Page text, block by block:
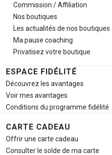
Commission / Affiliation
Nos boutiques
Les actualités de nos boutiques
Ma pause coaching
Privatisez votre boutique
ESPACE FIDÉLITÉ
Découvrez les avantages
Voir mes avantages
Conditions du programme fidélité
CARTE CADEAU
Offrir une carte cadeau
Consulter le solde de ma carte